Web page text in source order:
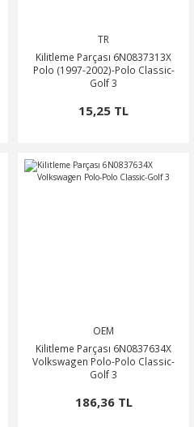
TR
Kilitleme Parçası 6N0837313X
Polo (1997-2002)-Polo Classic-
Golf 3
15,25 TL
OEM
Kilitleme Parçası 6N0837634X
Volkswagen Polo-Polo Classic-
Golf 3
186,36 TL